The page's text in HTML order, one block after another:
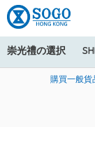
崇光禮の選択
美國運通
購買一般
寄送中國內地